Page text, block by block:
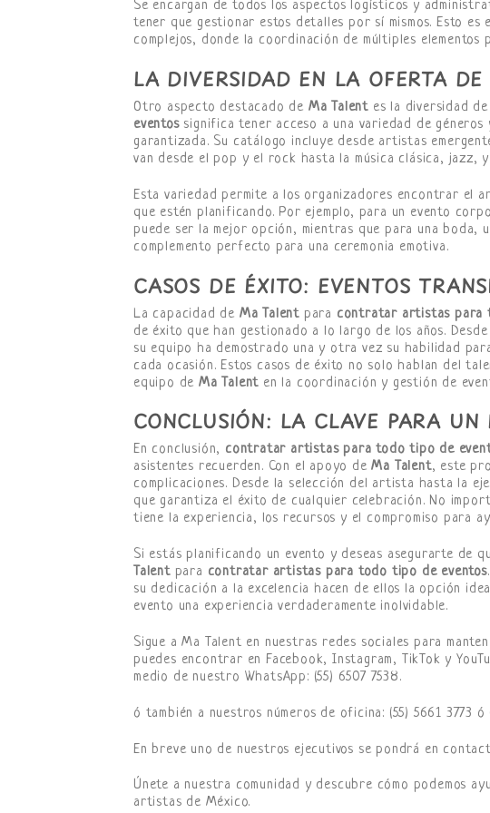
Se encargan de todos los aspectos logísticos y
tener que gestionar estos detalles por sí mismos. Esto es
complejos, donde la coordinación de múltiples elementos
LA DIVERSIDAD EN LA OFERTA DE
Otro aspecto destacado de Ma Talent es la diversidad
eventossignifica tener acceso a una variedad de
garantizada. Su catálogo incluye desde artistas
van desde el pop y el rock hasta la música clásica, jazz,
Esta variedad permite a los organizadores encontrar el
que estén planificando. Por ejemplo, para un evento
puede ser la mejor opción, mientras que para una boda,
complemento perfecto para una ceremonia emotiva.
CASOS DE ÉXITO: EVENTOS
La capacidad de Ma Talent para contratar artistas para
de éxito que han gestionado a lo largo de los años.
su equipo ha demostrado una y otra vez su habilidad
cada ocasión. Estos casos de éxito no solo hablan del
equipo de Ma Talent en la coordinación y gestión de
CONCLUSIÓN: LA CLAVE PARA UN
En conclusión, contratar artistas para todo tipo de
asistentes recuerden. Con el apoyo deMa Talent, este
complicaciones. Desde la selección del artista hasta la
que garantiza el éxito de cualquier celebración. No
tiene la experiencia, los recursos y el compromiso para
Si estás planificando un evento y deseas asegurarte de
Talentpara contratar artistas para todo tipo de eventos
su dedicación a la excelencia hacen de ellos la opción
evento una experiencia verdaderamente inolvidable.
Sigue a Ma Talent en nuestras redes sociales para
puedes encontrar en Facebook, Instagram, TikTok y
medio de nuestro WhatsApp: (55) 6507 7538.
ó también a nuestros números de oficina: (55) 5661 3773 ó
En breve uno de nuestros ejecutivos se pondrá en
Únete a nuestra comunidad y descubre cómo podemos
artistas de México.